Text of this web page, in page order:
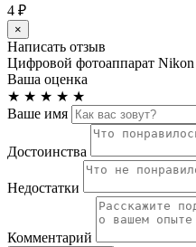
4 ₽
×
Написать отзыв
Цифровой фотоаппарат
Ваша оценка
★ ★ ★ ★ ★
Ваше имя
Достоинства
Недостатки
Комментарий